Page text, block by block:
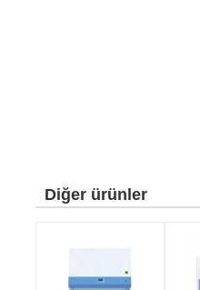
Diğer ürünler